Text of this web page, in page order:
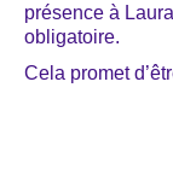
présence à
obligatoire.
Cela promet